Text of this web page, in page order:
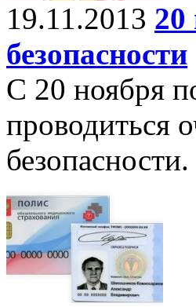
19.11.2013 20
безопасности
С 20 ноября
проводиться
безопасности.